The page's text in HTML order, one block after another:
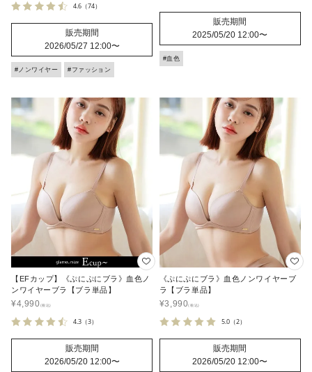
4.6 （74）
販売期間
2026/05/27 12:00〜
#ノンワイヤー #ファッション
販売期間
2025/05/20 12:00〜
#血色
【EFカップ】《ぷにぷにブラ》血色ノ
ンワイヤーブラ【ブラ単品】
¥4,990
4.3 （3）
販売期間
2026/05/20 12:00〜
《ぷにぷにブラ》血色ノンワイヤーブ
ラ【ブラ単品】
¥3,990
5.0（2）
販売期間
2026/05/20 12:00〜